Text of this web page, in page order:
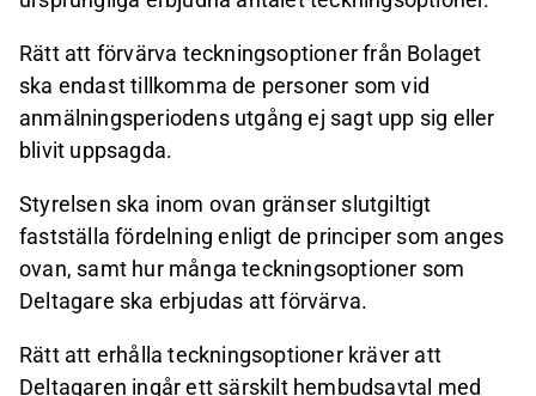
Rätt att förvärva teckningsoptioner från Bolaget
ska endast tillkomma de personer som vid
anmälningsperiodens utgång ej sagt upp sig eller
blivit uppsagda.
Styrelsen ska inom ovan gränser slutgiltigt
fastställa fördelning enligt de principer som anges
ovan, samt hur många teckningsoptioner som
Deltagare ska erbjudas att förvärva.
Rätt att erhålla teckningsoptioner kräver att
Deltagaren ingår ett särskilt hembudsavtal med